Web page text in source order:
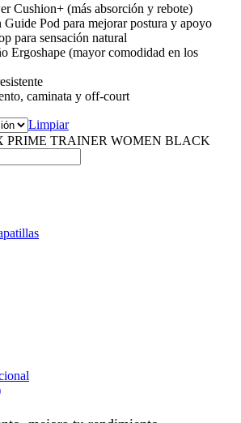
Cushion+ (más absorción y rebote)
Guide Pod para mejorar postura y apoyo
para sensación natural
Ergoshape (mayor comodidad en los
caminata y off-court
Limpiar
PRIME TRAINER WOMEN BLACK